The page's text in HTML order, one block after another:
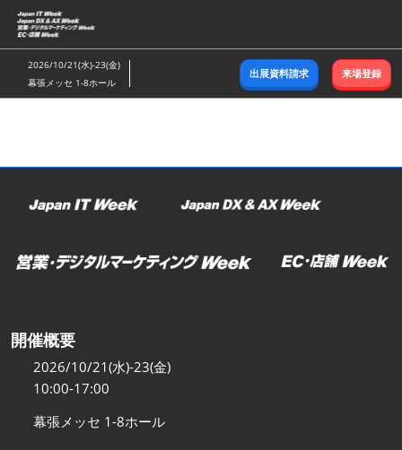
ス
キ
ッ
し
む
2026/10/21(水)-23(金)
幕張メッセ 1-8ホール
出展資料請求 来場登録
開催概要
2026/10/21(水)-23(金)
10:00-17:00
幕張メッセ 1-8ホール